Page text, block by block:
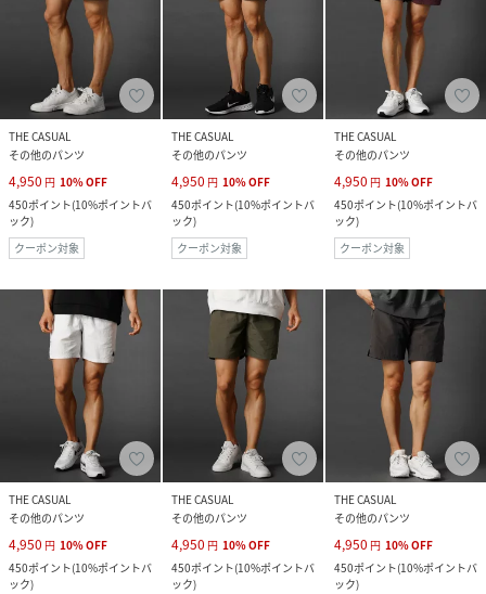
THE CASUAL
その他のパンツ
4,950 円 10%OFF
450ポイント(10%ポイントバ
ック)
クーポン対象
THE CASUAL
その他のパンツ
4,950 円 10%OFF
450ポイント(10%ポイントバ
ック)
クーポン対象
THE CASUAL
その他のパンツ
4,950 円 10%OFF
450ポイント(10%ポイントバ
ック)
クーポン対象
THE CASUAL
その他のパンツ
4,950 円 10%OFF
450ポイント(10%ポイントバ
ック)
THE CASUAL
その他のパンツ
4,950 円 10%OFF
450ポイント(10%ポイントバ
ック)
THE CASUAL
その他のパンツ
4,950 円 10%OFF
450ポイント(10%ポイントバ
ック)